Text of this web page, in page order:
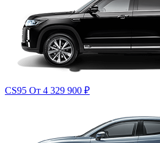
CS95 От 4 329 900 ₽